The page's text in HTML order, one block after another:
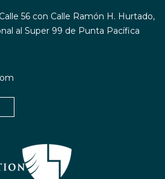
56 con Calle Ramón H. Hurtado,
al Super 99 de Punta Pacífica